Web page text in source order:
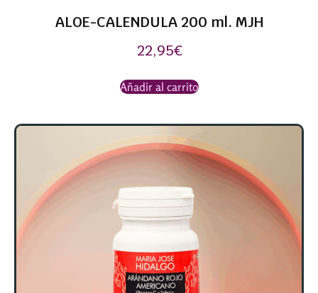
ALOE-CALENDULA 200 ml. MJH
22,95€
Añadir al carrito